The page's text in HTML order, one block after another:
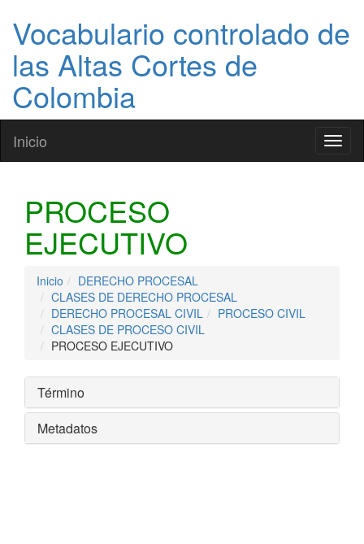
Vocabulario controlado de
las Altas Cortes de
Colombia
Inicio
PROCESO
EJECUTIVO
Inicio
DERECHO PROCESAL
CLASES DE DERECHO PROCESAL
DERECHO PROCESAL CIVIL
PROCESO CIVIL
CLASES DE PROCESO CIVIL
PROCESO EJECUTIVO
Término
Metadatos